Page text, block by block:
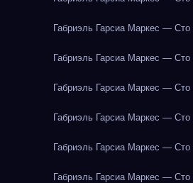
Габриэль Гарсиа Маркес — Сто
Габриэль Гарсиа Маркес — Сто
Габриэль Гарсиа Маркес — Сто
Габриэль Гарсиа Маркес — Сто
Габриэль Гарсиа Маркес — Сто
Габриэль Гарсиа Маркес — Сто